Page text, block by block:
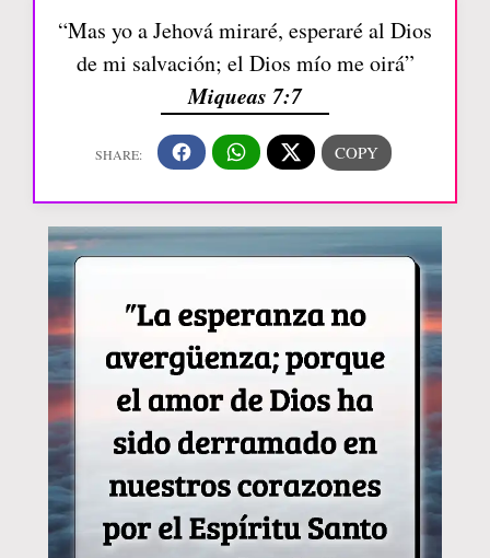
“Mas yo a Jehová miraré, esperaré al Dios
de mi salvación; el Dios mío me oirá”
Miqueas 7:7